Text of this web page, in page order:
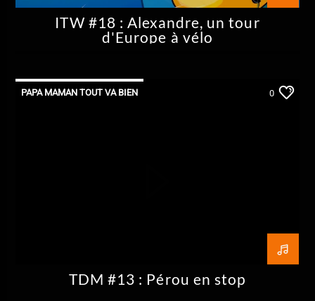
ITW #18 : Alexandre, un tour
d'Europe à vélo
PAPA MAMAN TOUT VA BIEN 0
TDM #13 : Pérou en stop